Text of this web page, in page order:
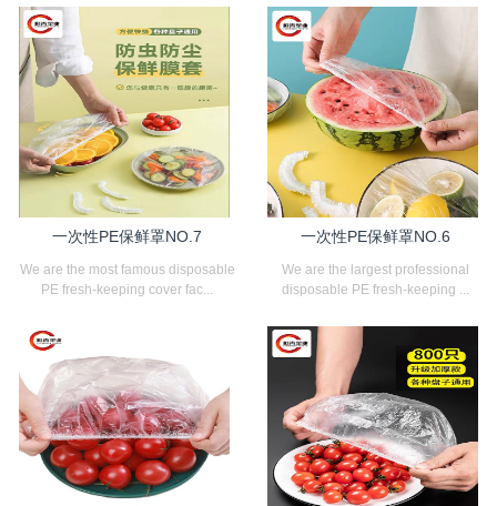
一次性PE保鲜罩NO.7
We are the most famous disposable
PE fresh-keeping cover fac...
一次性PE保鲜罩NO.6
We are the largest professional
disposable PE fresh-keeping ...